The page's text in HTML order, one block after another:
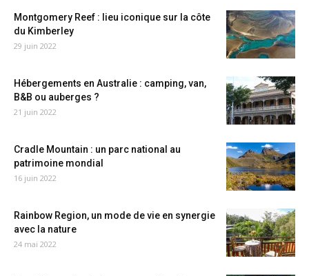
Montgomery Reef : lieu iconique sur la côte
du Kimberley
29 juin 2022
Hébergements en Australie : camping, van,
B&B ou auberges ?
21 juin 2022
Cradle Mountain : un parc national au
patrimoine mondial
16 juin 2022
Rainbow Region, un mode de vie en synergie
avec la nature
24 mai 2022